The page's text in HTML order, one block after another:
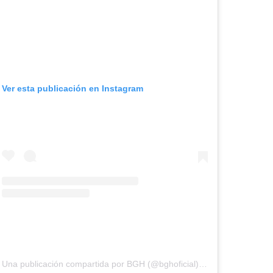
de 2020 a las 10:59 PDT
Ver esta publicación en Instagram
Una publicación compartida por BGH (@bghoficial)
el